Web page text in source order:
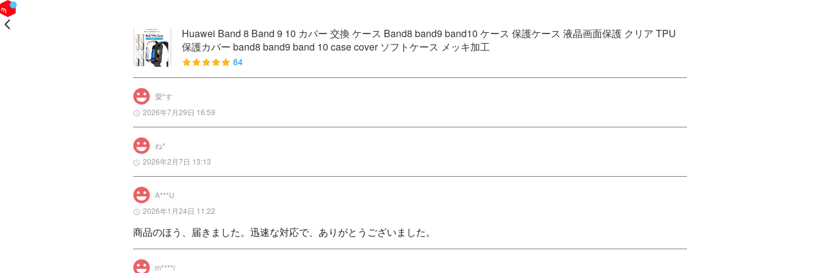
戻る
Huawei Band 8 Band 9 10 カバー 交換 ケース Band8 band9 band10 ケース 保護ケース 液晶画面保護 クリア TPU
保護カバー band8 band9 band 10 case cover ソフトケース メッキ加工
84
愛*す
2026年7月29日 16:59
ね*
2026年2月7日 13:13
A***U
2026年1月24日 11:22
商品のほう、届きました。迅速な対応で、ありがとうございました。
m****i